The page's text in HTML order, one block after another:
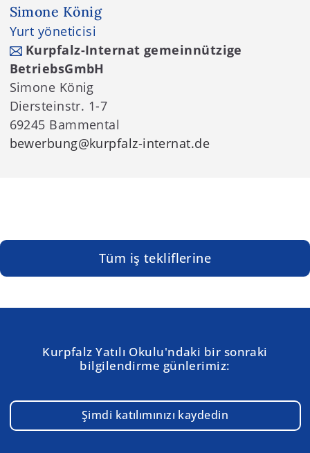
Simone König
Yurt yöneticisi
Kurpfalz-Internat gemeinnützige
BetriebsGmbH
Simone König
Diersteinstr. 1-7
69245 Bammental
bewerbung@kurpfalz-internat.de
Tüm iş tekliflerine
Kurpfalz Yatılı Okulu'ndaki bir sonraki
bilgilendirme günlerimiz:
Şimdi katılımınızı kaydedin